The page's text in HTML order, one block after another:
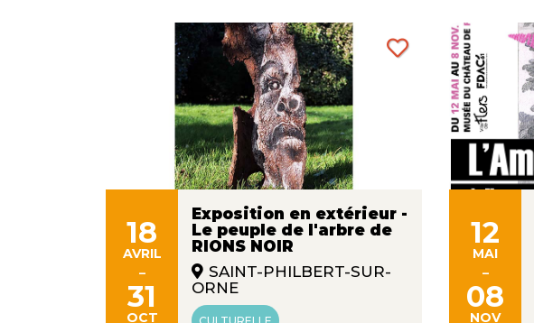
18
AVRIL
-
31
OCT
Exposition en extérieur -
Le peuple de l'arbre de
RIONS NOIR
SAINT-PHILBERT-SUR-
ORNE
CULTURELLE
12
MAI
-
08
NOV